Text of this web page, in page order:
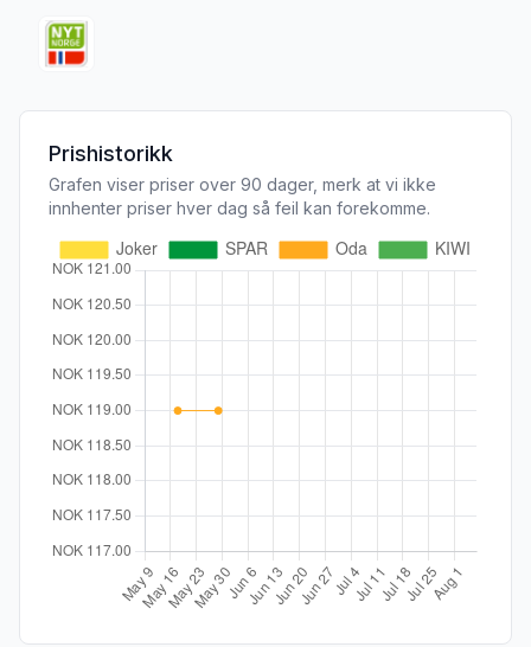
Prishistorikk
Grafen viser priser over 90 dager, merk at vi ikke
innhenter priser hver dag så feil kan forekomme.